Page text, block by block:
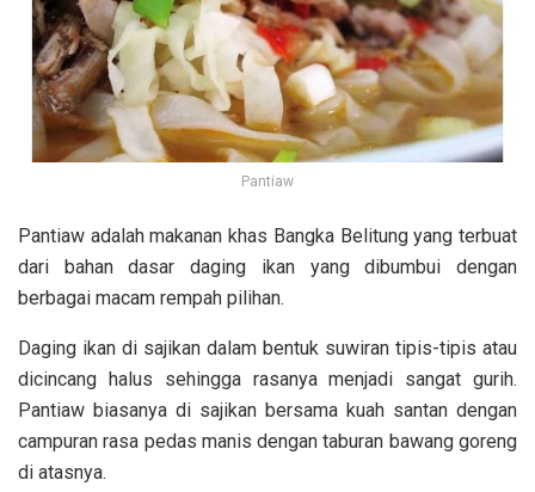
Pantiaw
Pantiaw adalah makanan khas Bangka Belitung yang terbuat
dari bahan dasar daging ikan yang dibumbui dengan
berbagai macam rempah pilihan.
Daging ikan di sajikan dalam bentuk suwiran tipis-tipis atau
dicincang halus sehingga rasanya menjadi sangat gurih.
Pantiaw biasanya di sajikan bersama kuah santan dengan
campuran rasa pedas manis dengan taburan bawang goreng
di atasnya.